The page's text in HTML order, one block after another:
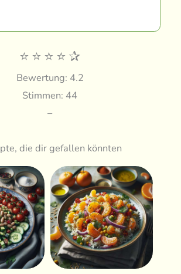
⭐ ⭐ ⭐ ⭐ ✰
Bewertung: 4.2
Stimmen: 44
–
die dir gefallen könnten